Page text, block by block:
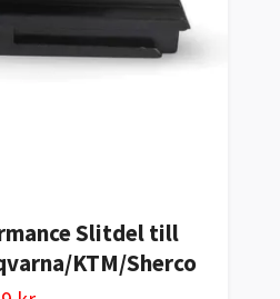
Slitdel till
KTM/Sherco